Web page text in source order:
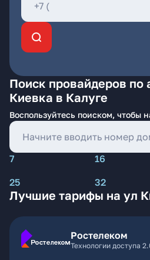
Поиск провайдеров по
Киевка в Калуге
Воспользуйтесь поиском, чтобы
7 16
25
32
Лучшие тарифы на ул
Ростелеком
Технологии доступа